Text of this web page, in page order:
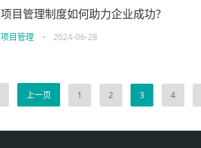
项目管理制度如何助力企业成功？
项目管理 • 2024-06-28
上一页 1 2 3 4